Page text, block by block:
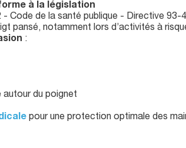
à la législation
Code de la santé publique - Directive 93-
pansé, notamment lors d’activités à
:
autour du poignet
pour une protection optimale des